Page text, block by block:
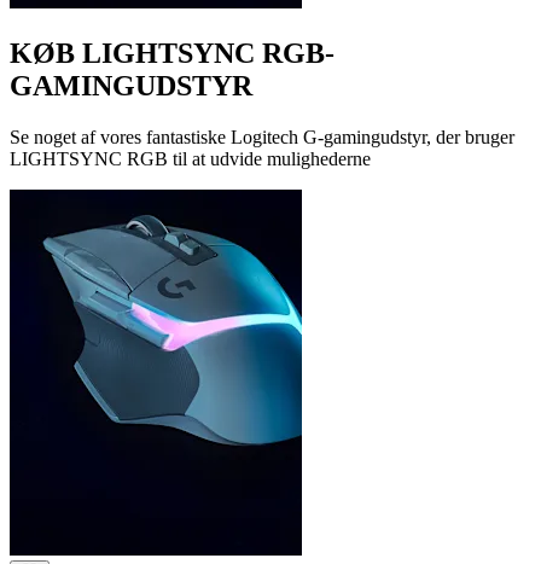
KØB LIGHTSYNC RGB-
GAMINGUDSTYR
Se noget af vores fantastiske Logitech G-gamingudstyr, der bruger
LIGHTSYNC RGB til at udvide mulighederne